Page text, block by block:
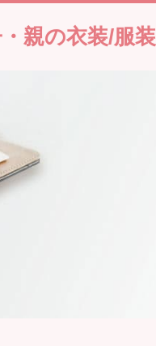
親の衣装/服装